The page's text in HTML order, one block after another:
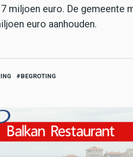
miljoen euro. De gemeente
euro aanhouden.
BEGROTING